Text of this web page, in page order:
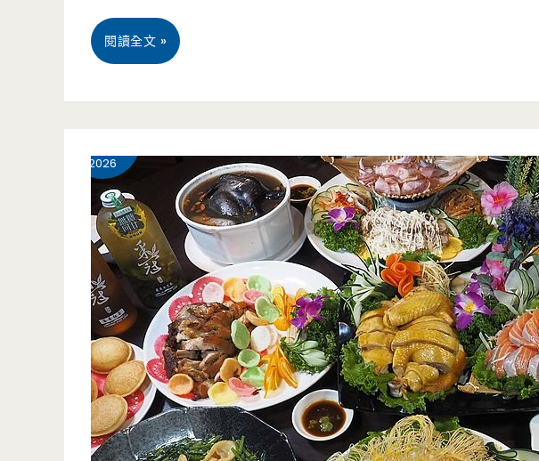
多，
那
刀
削
麵
拜
託
你
們
一
桃
壢
美
食-
牛
饌
炒
飯
炒
麵
閱讀全文 »
2026